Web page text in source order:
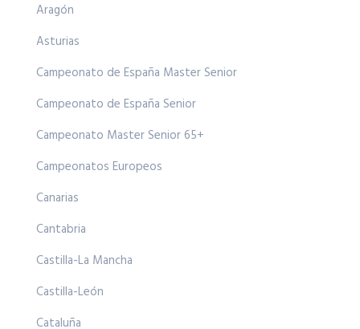
Aragón
Asturias
Campeonato de España Master Senior
Campeonato de España Senior
Campeonato Master Senior 65+
Campeonatos Europeos
Canarias
Cantabria
Castilla-La Mancha
Castilla-León
Cataluña